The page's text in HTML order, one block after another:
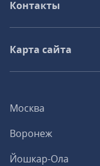
Москва
Воронеж
Йошкар-Ола
Контакты
Карта сайта